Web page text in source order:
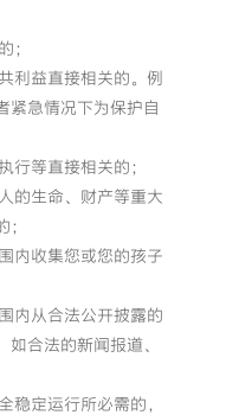
；
利益直接相关的。例
紧急情况下为保护自
行等直接相关的；
的生命、财产等重大
内收集您或您的孩子
内从合法公开披露的
合法的新闻报道、
稳定运行所必需的，